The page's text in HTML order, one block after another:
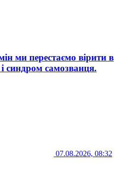
ми перестаємо вірити в
синдром самозванця.
07.08.2026, 08:32